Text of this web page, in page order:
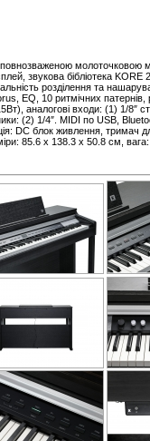
молоточковою
звукова бібліотека KORE
розділення та
EQ, 10 ритмічних патернів,
аналогові входи: (1) 1/8″
(2) 1/4″. MIDI по USB,
DC блок живлення, тримач
85.6 х 138.3 х 50.8 см, вага: